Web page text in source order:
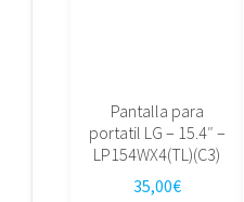
Pantalla para
portatil LG – 15.4″ –
LP154WX4(TL)(C3)
35,00€